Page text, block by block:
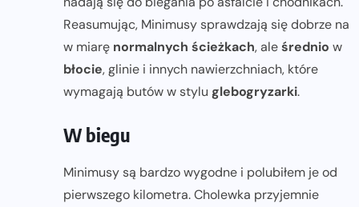
Reasumując, Minimusy sprawdzają się dobrze na
w miarę normalnych ścieżkach, aleśrednio w
błocie, glinie i innych nawierzchniach, które
wymagają butów w stylu glebogryzarki.
W biegu
Minimusy są bardzo wygodne i polubiłem je od
pierwszego kilometra. Cholewka przyjemnie